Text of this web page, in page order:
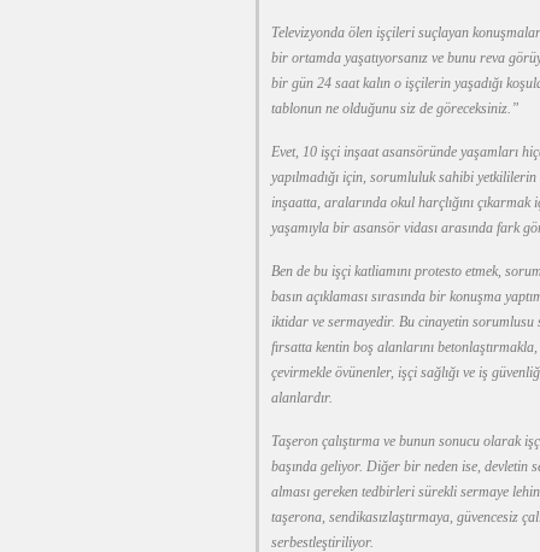
Televizyonda ölen işçileri suçlayan
bir ortamda yaşatıyorsanız ve bunu reva
bir gün 24 saat kalın o işçilerin yaşadığı
tablonun ne olduğunu siz de göreceksiniz.”
Evet, 10 işçi inşaat asansöründe yaşamları
yapılmadığı için, sorumluluk sahibi
inşaatta, aralarında okul harçlığını
yaşamıyla bir asansör vidası arasında fark
Ben de bu işçi katliamını protesto etmek,
basın açıklaması sırasında bir konuşma
iktidar ve sermayedir. Bu cinayetin
fırsatta kentin boş alanlarını
çevirmekle övünenler, işçi sağlığı ve iş
alanlardır.
Taşeron çalıştırma ve bunun sonucu olarak
başında geliyor. Diğer bir neden ise, devletin
alması gereken tedbirleri sürekli sermaye
taşerona, sendikasızlaştırmaya, güvencesiz
serbestleştiriliyor.